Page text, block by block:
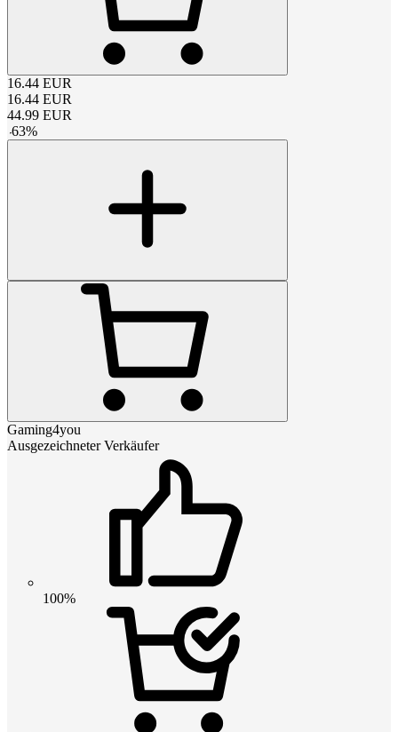
16.44 EUR
16.44 EUR
44.99 EUR
-63%
Gaming4you
Ausgezeichneter Verkäufer
100%